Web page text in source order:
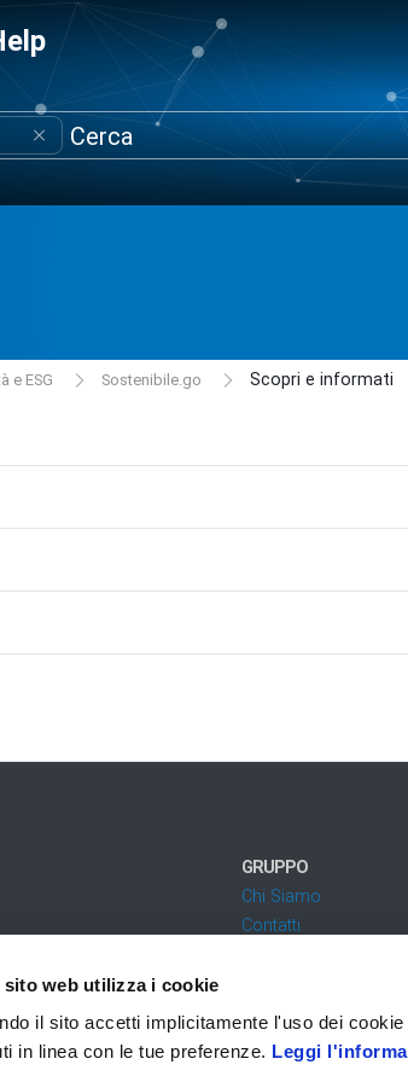
sito web utilizza i cookie
il sito accetti implicitamente l'uso dei
in linea con le tue preferenze. Leggi
e ESG Sostenibile.go Scopri e informati
GRUPPO
Chi Siamo
Contatti
P.IVA 05006900962 - Tutti i diritti riservati